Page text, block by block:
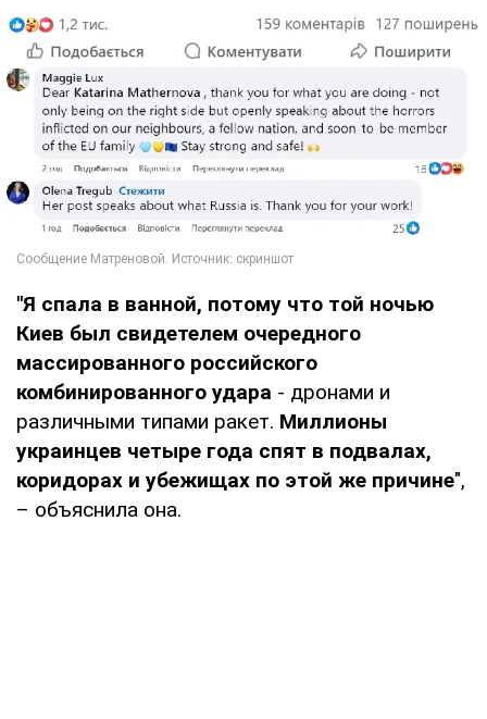
"Я спала в ванной, потому что той ночью
Киев был свидетелем очередного
массированного российского
комбинированного удара - дронами и
различными типами ракет. Миллионы
украинцев четыре года спят в подвалах,
коридорах и убежищах по этой же причине",
– объяснила она.